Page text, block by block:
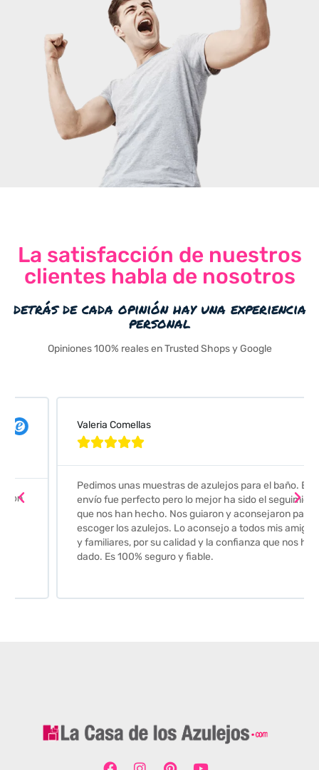
La satisfacción de nuestros
clientes habla de nosotros
detrás de cada opinión hay una experiencia
personal
Opiniones 100% reales en Trusted Shops y Google
Valeria Comellas

Pedimos unas muestras de azulejos para el baño. El
envío fue perfecto pero lo mejor ha sido el seguimiento
que nos han hecho. Nos guiaron y aconsejaron para
escoger los azulejos. Lo aconsejo a todos mis amigos
y familiares, por su calidad y la confianza que nos han
dado. Es 100% seguro y fiable.